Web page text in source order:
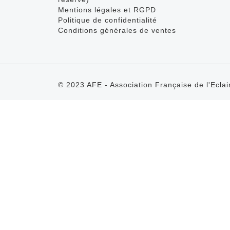
Mentions légales et RGPD
Politique de confidentialité
Conditions générales de ventes
© 2023 AFE - Association Française de